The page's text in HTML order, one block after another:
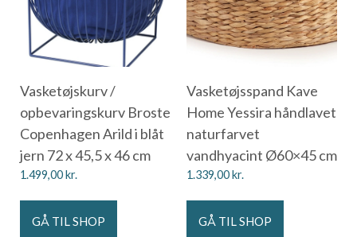
Vasketøjskurv /
opbevaringskurv Broste
Copenhagen Arild i blåt
jern 72 x 45,5 x 46 cm
1.499,00kr.
GÅ TIL SHOP
Vasketøjsspand Kave
Home Yessira håndlavet
naturfarvet
vandhyacint Ø60×45 cm
1.339,00kr.
GÅ TIL SHOP